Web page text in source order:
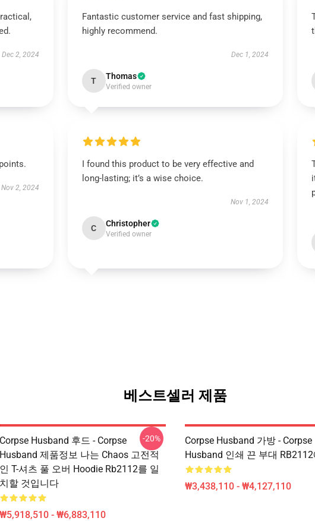
Dec 2, 2024
Fantastic customer service and fast shipping,
highly recommend.
Dec 1, 2024
T Thomas
Verified owner
Nov 2, 2024
I found this product to be very effective and
long-lasting; it’s a wise choice.
Nov 1, 2024
C Christopher
Verified owner
베스트셀러 제품
Corpse Husband 후드 - Corpse
Husband 제품정보 나는 Chaos 고전적
인 T-셔츠 풀 오버 Hoodie Rb2112를 일
치할 것입니다
₩5,918,510 - ₩6,883,110
-20%
Corpse Husband 가방 - Corpse
Husband 인쇄 끈 부대
₩3,438,110 - ₩4,127,110